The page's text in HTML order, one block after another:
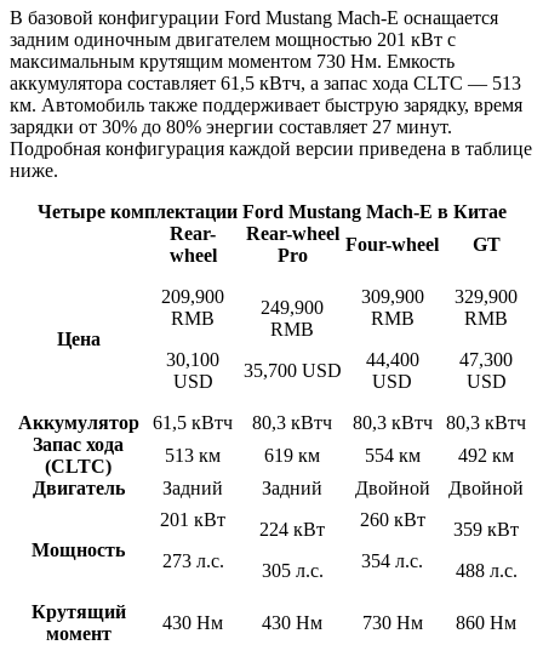
В базовой конфигурации Ford Mustang Mach-E оснащается
задним одиночным двигателем мощностью 201 кВт с
максимальным крутящим моментом 730 Нм. Емкость
аккумулятора составляет 61,5 кВтч, а запас хода CLTC — 513
км. Автомобиль также поддерживает быструю зарядку, время
зарядки от 30% до 80% энергии составляет 27 минут.
Подробная конфигурация каждой версии приведена в таблице
ниже.
Четыре комплектации Ford Mustang Mach-E в Китае
Rear-
wheel
Rear-wheel
Pro
Four-wheel GT
Цена
209,900
RMB
30,100
USD
249,900
RMB
35,700 USD
309,900
RMB
44,400
USD
329,900
RMB
47,300
USD
Аккумулятор
61,5 кВтч 80,3 кВтч 80,3 кВтч
80,3 кВтч
Запас хода
(CLTC)
513 км 619 км 554 км
492 км
Двигатель
Задний Задний Двойной Двойной
Мощность
201 кВт
273 л.с.
224 кВт
305 л.с.
260 кВт
354 л.с.
359 кВт
488 л.с.
Крутящий
момент
430 Нм 430 Нм 730 Нм 860 Нм